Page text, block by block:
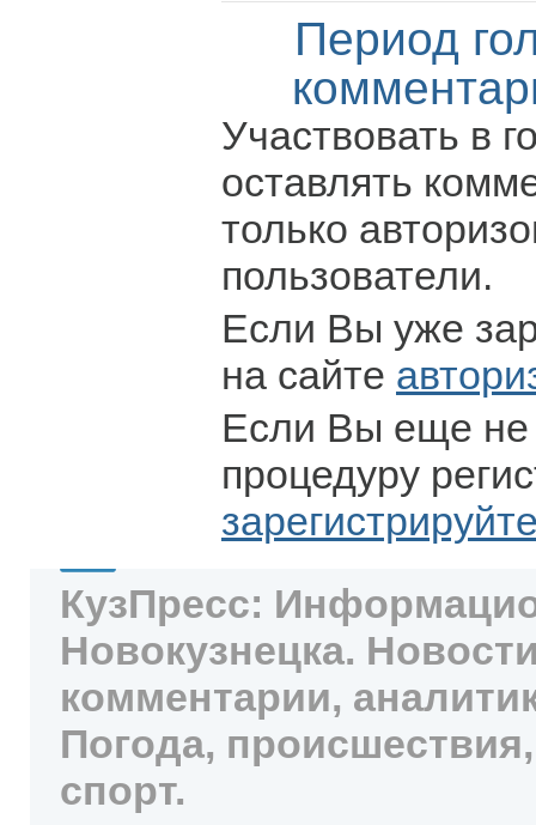
Период
Участвовать в
оставлять
только
пользователи.
Если Вы уже
на сайте
Если Вы еще не
процедуру
КузПресс:
Новокузнецка.
комментарии,
Погода,
спорт.